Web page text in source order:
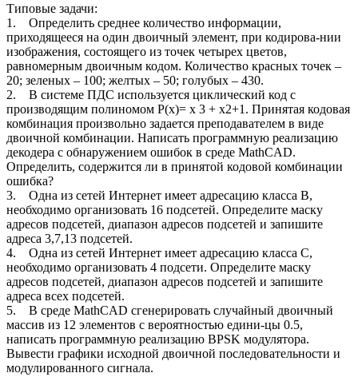
Типовые задачи:
1. Определить среднее количество информации,
приходящееся на один двоичный элемент, при кодирова-нии
изображения, состоящего из точек четырех цветов,
равномерным двоичным кодом. Количество красных точек –
20; зеленых – 100; желтых – 50; голубых – 430.
2. В системе ПДС используется циклический код с
производящим полиномом Р(х)= x 3 + x2+1. Принятая кодовая
комбинация произвольно задается преподавателем в виде
двоичной комбинации. Написать программную реализацию
декодера с обнаружением ошибок в среде MathCAD.
Определить, содержится ли в принятой кодовой комбинации
ошибка?
3. Одна из сетей Интернет имеет адресацию класса В,
необходимо организовать 16 подсетей. Определите маску
адресов подсетей, диапазон адресов подсетей и запишите
адреса 3,7,13 подсетей.
4. Одна из сетей Интернет имеет адресацию класса С,
необходимо организовать 4 подсети. Определите маску
адресов подсетей, диапазон адресов подсетей и запишите
адреса всех подсетей.
5. В среде MathCAD сгенерировать случайный двоичный
массив из 12 элементов c вероятностью едини-цы 0.5,
написать программную реализацию BPSK модулятора.
Вывести графики исходной двоичной последовательности и
модулированного сигнала.